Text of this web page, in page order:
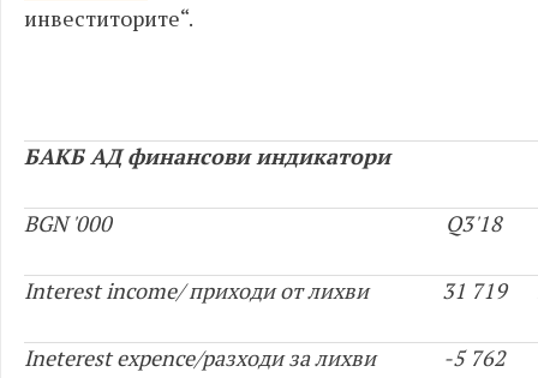
инвеститорите“.
БАКБ АД финансови индикатори
BGN '000 Q3'18
Interest income/ приходи от лихви 31 719
Ineterest expence/разходи за лихви -5 762